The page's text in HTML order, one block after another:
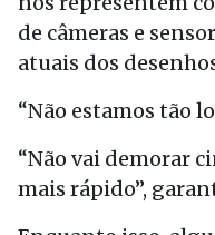
de câmeras e
atuais dos
“Não estamos tão
“Não vai demorar
mais rápido”,